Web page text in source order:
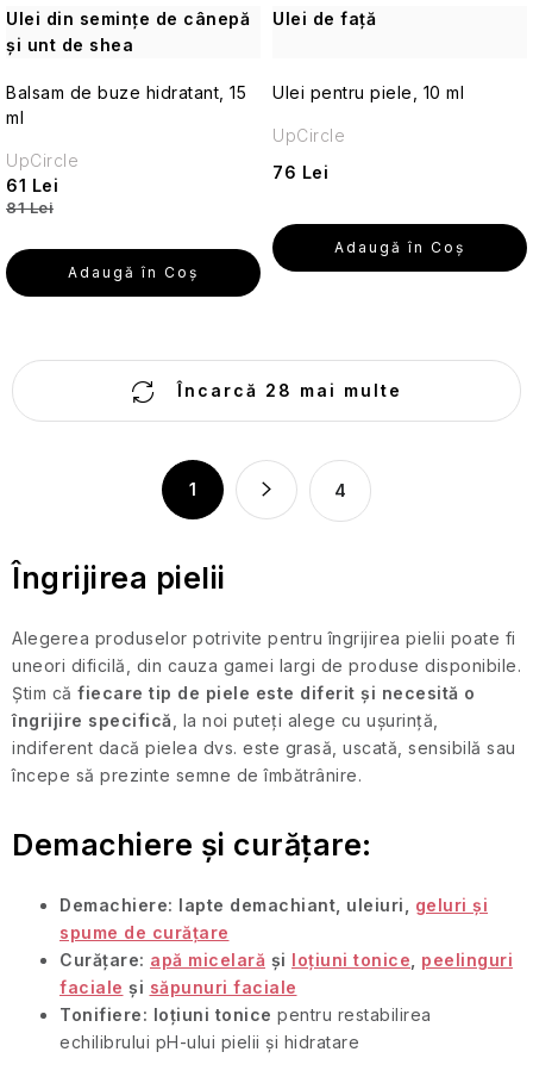
pentru
călătorii
Creme
produse
cosmetice
cu
Cosmetice
de
călătorie
bărbați
insectelor
Cosmetice
solide
de
călătorie
Îngrijirea
călătorii
Parfumuri
călătorie
Cosmetice
corporale
pentru
Ulei din semințe de cânepă
și unt de shea
Balsam de buze hidratant, 15
ml
61 Lei
81 Lei
Adaugă în Coş
UpCircle
Ulei de față
Ulei pentru piele, 10 ml
76 Lei
Adaugă în Coş
UpCircle
C
o
l
u
l
i
s
t
ă
i
Încarcă 28 mai multe
i
n
r
e
1 4
Îngrijirea pielii
Alegerea produselor potrivite pentru îngrijirea pielii poate fi
uneori dificilă, din cauza gamei largi de produse disponibile.
Știm că fiecare tip de piele este diferit și necesită o
îngrijire specifică , la noi puteți alege cu ușurință,
indiferent dacă pielea dvs. este grasă, uscată, sensibilă sau
începe să prezinte semne de îmbătrânire.
Demachiere și curățare:
Demachiere: lapte demachiant, uleiuri, geluri și
spume de curățare
Curățare: apă micelară și loțiuni tonice
peelinguri
faciale și săpunuri faciale
Tonifiere: loțiuni tonice pentru restabilirea
echilibrului pH-ului pielii și hidratare